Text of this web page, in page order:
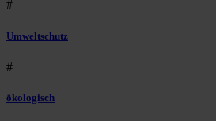
#
Umweltschutz
#
ökologisch